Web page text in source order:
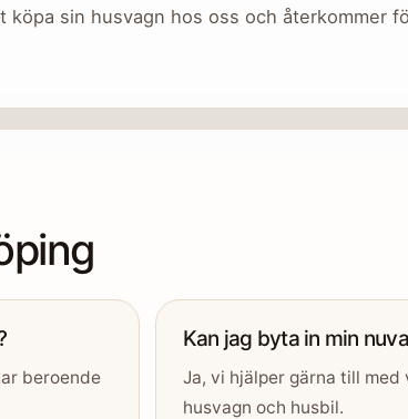
sin husvagn hos oss och återkommer
beroende
Kan jag byta in min
Ja, vi hjälper gärna till
husvagn och husbil.